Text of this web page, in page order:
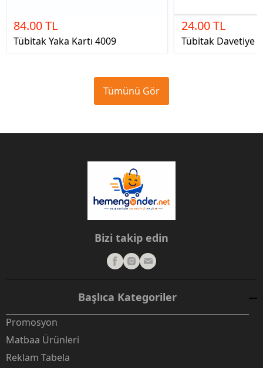
84.00 TL
Tübitak Yaka Kartı 4009
24.00 TL
Tübitak Davetiye
Tümünü Gör
Bizi takip edin
Başlıca Kategoriler
Promosyon
Matbaa Ürünleri
Reklam Tabela